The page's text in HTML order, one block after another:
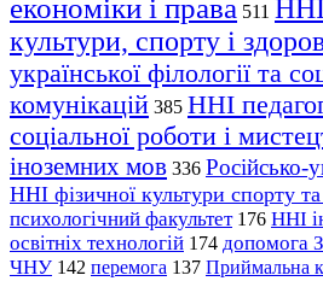
економіки і права 511
культури, спорту і
української філології та
комунікацій 385 ННІ
соціальної роботи і
іноземних мов 336 Російсько-
ННІ фізичної культури спорту та
психологічний факультет 176 ННІ
освітніх технологій 174 допомога
ЧНУ 142 перемога 137 Приймальна